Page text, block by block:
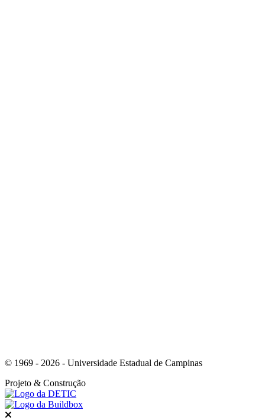
© 1969 - 2026 - Universidade Estadual de Campinas
Projeto & Construção